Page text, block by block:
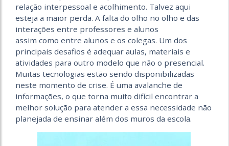
relação interpessoal e acolhimento. Talvez aqui
esteja a maior perda. A falta do olho no olho e das
interações entre professores e alunos
assim como entre alunos e os colegas. Um dos
principais desafios é adequar aulas, materiais e
atividades para outro modelo que não o presencial.
Muitas tecnologias estão sendo disponibilizadas
neste momento de crise. É uma avalanche de
informações, o que torna muito difícil encontrar a
melhor solução para atender a essa necessidade não
planejada de ensinar além dos muros da escola.